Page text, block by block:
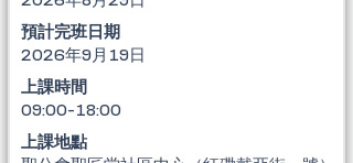
​預計完班日期
2026年9月19日
上課時間
09:00-18:00
上課地點